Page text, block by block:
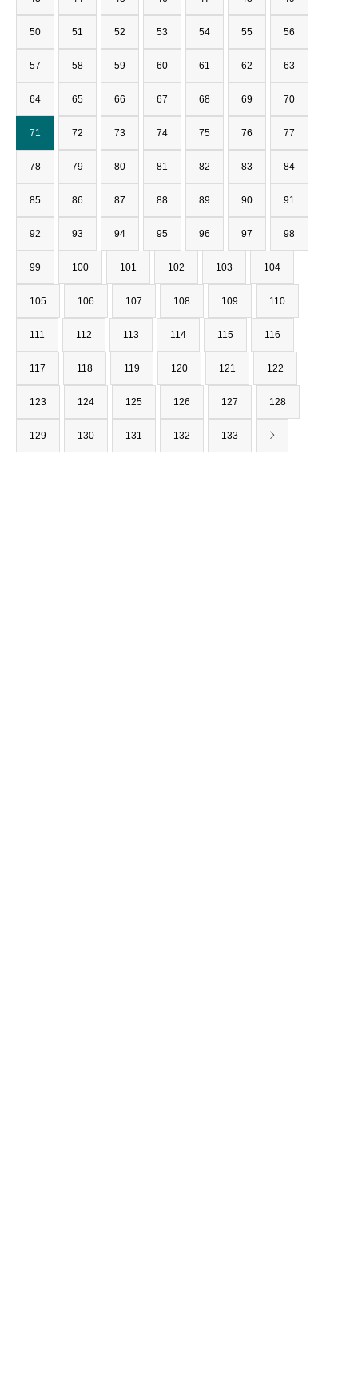
50 51 52 53 54 55 56
57 58 59 60 61 62 63
64 65 66 67 68 69 70
71 72 73 74 75 76 77
78 79 80 81 82 83 84
85 86 87 88 89 90 91
92 93 94 95 96 97 98
99 100 101 102 103 104
105 106 107 108 109 110
111 112 113 114 115 116
117 118 119 120 121 122
123 124 125 126 127 128
129 130 131 132 133